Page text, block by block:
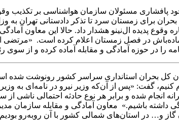
مسئولان سازمان هواشناسی بر تکذیب وقوع
برای زمستان سرد تا تذکر دادستانی تهران به
پدیده ال‌نینو هشدار داد. حالا این معاون
سازمان مدیریت بحران درباره آماده‌باش در فصل زمستان اعلام
در حوزه آمادگی و مقابله آماده کرده و از
مدیریت بحران و همچنین مدیران کل بحران استانداری
کنیم، گفت: «پس از آن‌که وزیر نیرو در نامه‌ای
انجام شده و برابر هر نوع حادثه احتمالی ناشی
و… در استان‌های شمالی کشور با آن روبه‌رو